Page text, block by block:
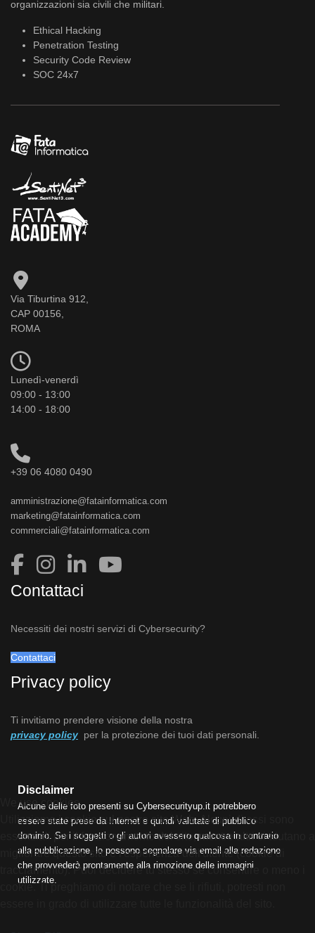
organizzazioni sia civili che militari.
Ethical Hacking
Penetration Testing
Security Code Review
SOC 24x7
Via Tiburtina 912,
CAP 00156,
ROMA
Lunedì-venerdì
09:00 - 13:00
14:00 - 18:00
+39 06 4080 0490
amministrazione@fatainformatica.com
marketing@fatainformatica.com
commerciali@fatainformatica.com
Contattaci
Necessiti dei nostri servizi di Cybersecurity?
Contattaci
Privacy policy
Ti invitiamo prendere visione della nostra
privacy policy per la protezione dei tuoi dati personali.
Disclaimer
Alcune delle foto presenti su Cybersecurityup.it potrebbero
essere state prese da Internet e quindi valutate di pubblico
dominio. Se i soggetti o gli autori avessero qualcosa in contrario
alla pubblicazione, lo possono segnalare via email alla redazione
che provvederà prontamente alla rimozione delle immagini
utilizzate.
We use cookies
Utilizziamo i cookie sul nostro sito Web. Alcuni di essi sono
essenziali per il funzionamento del sito, mentre altri ci aiutano a
migliorare questo sito e l'esperienza dell'utente (cookie di
tracciamento). Puoi decidere tu stesso se consentire o meno i
cookie. Ti preghiamo di notare che se li rifiuti, potresti non